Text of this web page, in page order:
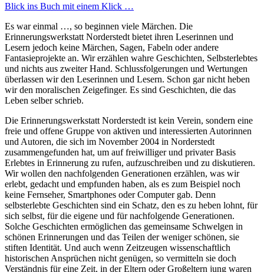
Blick ins Buch mit einem Klick …
Es war einmal …, so beginnen viele Märchen. Die
Erinnerungswerkstatt Norderstedt bietet ihren Leserinnen und
Lesern jedoch keine Märchen, Sagen, Fabeln oder andere
Fantasieprojekte an. Wir erzählen wahre Geschichten, Selbsterlebtes
und nichts aus zweiter Hand. Schlussfolgerungen und Wertungen
überlassen wir den Leserinnen und Lesern. Schon gar nicht heben
wir den moralischen Zeigefinger. Es sind Geschichten, die das
Leben selber schrieb.
Die Erinnerungswerkstatt Norderstedt ist kein Verein, sondern eine
freie und offene Gruppe von aktiven und interessierten Autorinnen
und Autoren, die sich im November 2004 in Norderstedt
zusammengefunden hat, um auf freiwilliger und privater Basis
Erlebtes in Erinnerung zu rufen, aufzuschreiben und zu diskutieren.
Wir wollen den nachfolgenden Generationen erzählen, was wir
erlebt, gedacht und empfunden haben, als es zum Beispiel noch
keine Fernseher, Smartphones oder Computer gab. Denn
selbsterlebte Geschichten sind ein Schatz, den es zu heben lohnt, für
sich selbst, für die eigene und für nachfolgende Generationen.
Solche Geschichten ermöglichen das gemeinsame Schwelgen in
schönen Erinnerungen und das Teilen der weniger schönen, sie
stiften Identität. Und auch wenn Zeitzeugen wissenschaftlich
historischen Ansprüchen nicht genügen, so vermitteln sie doch
Verständnis für eine Zeit, in der Eltern oder Großeltern jung waren